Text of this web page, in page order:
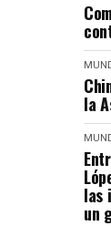
la
las
un